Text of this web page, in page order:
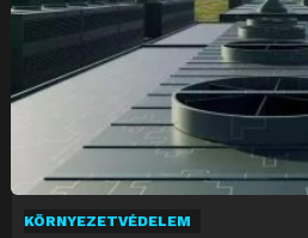
KÖRNYEZETVÉDELEM